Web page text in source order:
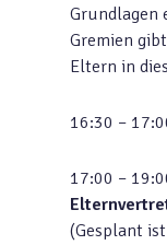
Grundlagen
Gremien
Eltern in
16:30 –
17:00 –
(Gesplant